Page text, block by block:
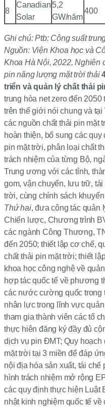
8
Canadian
Solar
5,2
GW/năm
400
Ghi chú:Ptb: Công suất
Nguồn: Viện Khoa học và
Khoa Hà Nội, 2022, Nghiên
pin năng lượng mặt trời thải
triển và quản lý chất thải
trung hòa net zero đến
trên thế giới nói chung và
các nguồn chất thải pin mặt
hoàn thiện, bổ sung các
pin mặt trời, phân loại chất
trách nhiệm của từng Bộ,
Trung ương với các tỉnh,
gom, vận chuyển, lưu trữ,
trời, cùng chính sách
Thứ hai, đưa công tác quản
Chiến lược, Chương trình
các ngành Công Thương,
đến 2050; thiết lập cơ chế,
chất thải pin mặt trời; thiết
khoa học công nghệ về
hợp tác quốc tế về phương
các nước cường quốc trong
nhân lực trong lĩnh vực
tham gia thành viên các tổ
thực hiên đăng ký đầy đủ
dịch vụ pin ĐMT; Quy
mặt trời tại 3 miền để đáp
nội địa hóa sản xuất, tái chế
hình trách nhiệm mở rộng
các quy định thực hiện Luật
nhật kinh nghiệm quốc tế